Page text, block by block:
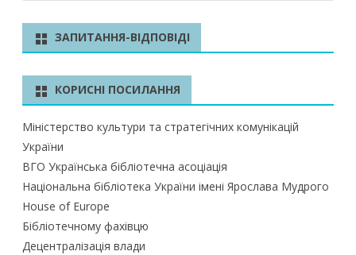
к
ЗАПИТАННЯ-ВІДПОВІДІ
КОРИСНІ ПОСИЛАННЯ
Міністерство культури та стратегічних комунікацій
України
ВГО Українська бібліотечна асоціація
Національна бібліотека України імені Ярослава Мудрого
House of Europe
Бібліотечному фахівцю
Децентралізація влади